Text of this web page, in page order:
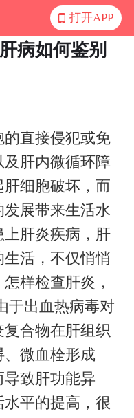
打开APP
病如何鉴别
直接侵犯或免
肝内微循环障
细胞破坏，而
展带来生活水
肝炎疾病，肝
活，不仅悄悄
样检查肝炎，
于出血热病毒对
合物在肝组织
微血栓形成
致肝功能异
平的提高，很